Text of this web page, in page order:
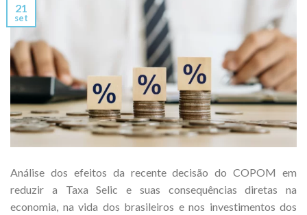
21
set
Análise dos efeitos da recente decisão do COPOM em
reduzir a Taxa Selic e suas consequências diretas na
economia, na vida dos brasileiros e nos investimentos dos